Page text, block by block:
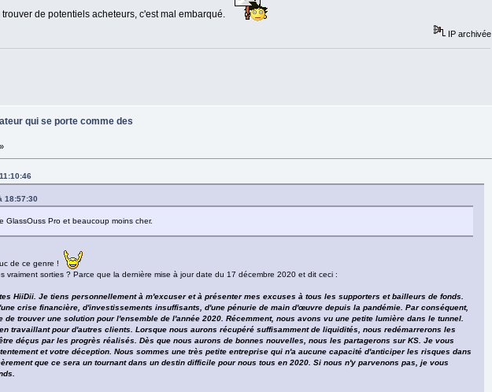
de potentiels acheteurs, c'est mal embarqué.
IP archivée
qui se porte comme des
18:57:30
GlassOuss Pro et beaucoup moins cher.
de ce genre !
vraiment sorties ? Parce que la dernière mise à jour date du 17 décembre 2020 et dit ceci :
HiiDii. Je tiens personnellement à m'excuser et à présenter mes excuses à tous les supporters et bailleurs de fonds.
crise financière, d'investissements insuffisants, d'une pénurie de main d'œuvre depuis la pandémie. Par conséquent,
trouver une solution pour l'ensemble de l'année 2020. Récemment, nous avons vu une petite lumière dans le tunnel.
travaillant pour d'autres clients. Lorsque nous aurons récupéré suffisamment de liquidités, nous redémarrerons les
déçus par les progrès réalisés. Dès que nous aurons de bonnes nouvelles, nous les partagerons sur KS. Je vous
et votre déception. Nous sommes une très petite entreprise qui n'a aucune capacité d'anticiper les risques dans
que ce sera un tournant dans un destin difficile pour nous tous en 2020. Si nous n'y parvenons pas, je vous